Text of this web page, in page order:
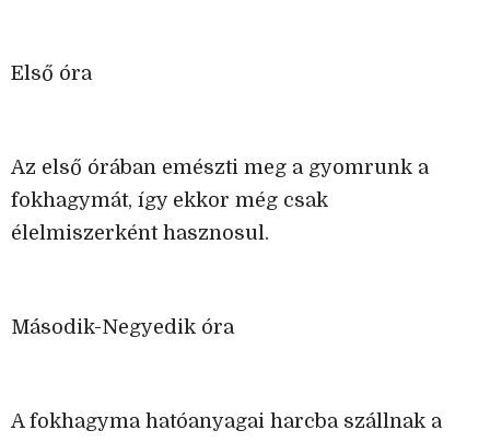
Első óra
Az első órában emészti meg a gyomrunk a
fokhagymát, így ekkor még csak
élelmiszerként hasznosul.
Második-Negyedik óra
A fokhagyma hatóanyagai harcba szállnak a